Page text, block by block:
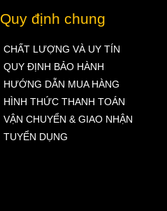
Quy định chung
CHẤT LƯỢNG VÀ UY TÍN
QUY ĐỊNH BẢO HÀNH
HƯỚNG DẪN MUA HÀNG
HÌNH THỨC THANH TOÁN
VẬN CHUYỂN & GIAO NHẬN
TUYỂN DỤNG